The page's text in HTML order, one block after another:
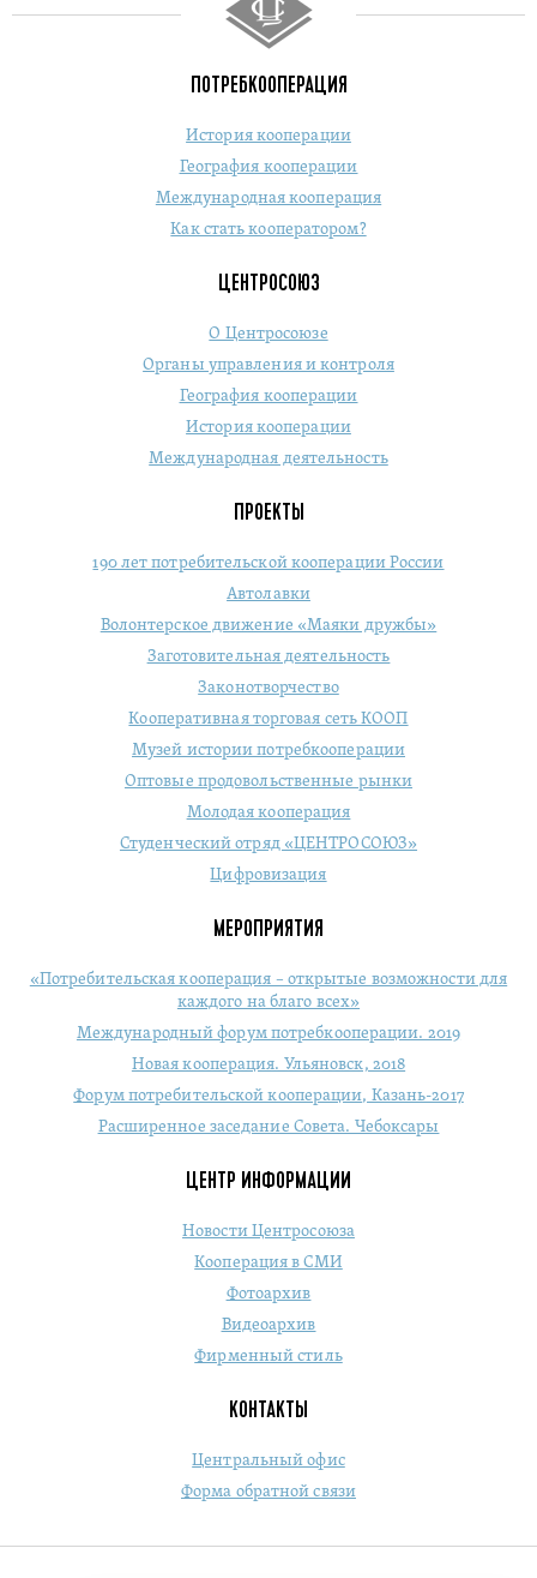
ПОТРЕБКООПЕРАЦИЯ
История кооперации
География кооперации
Международная кооперация
Как стать кооператором?
ЦЕНТРОСОЮЗ
О Центросоюзе
Органы управления и контроля
География кооперации
История кооперации
Международная деятельность
ПРОЕКТЫ
190 лет потребительской кооперации России
Автолавки
Волонтерское движение «Маяки дружбы»
Заготовительная деятельность
Законотворчество
Кооперативная торговая сеть КООП
Музей истории потребкооперации
Оптовые продовольственные рынки
Молодая кооперация
Студенческий отряд «ЦЕНТРОСОЮЗ»
Цифровизация
МЕРОПРИЯТИЯ
«Потребительская кооперация – открытые возможности для
каждого на благо всех»
Международный форум потребкооперации. 2019
Новая кооперация. Ульяновск, 2018
Форум потребительской кооперации, Казань-2017
Расширенное заседание Совета. Чебоксары
ЦЕНТР ИНФОРМАЦИИ
Новости Центросоюза
Кооперация в СМИ
Фотоархив
Видеоархив
Фирменный стиль
КОНТАКТЫ
Центральный офис
Форма обратной связи